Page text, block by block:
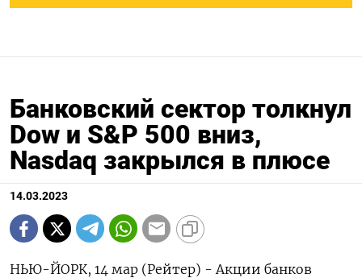
Банковский сектор толкнул
Dow и S&P 500 вниз,
Nasdaq закрылся в плюсе
14.03.2023
НЬЮ-ЙОРК, 14 мар (Рейтер) - Акции банков